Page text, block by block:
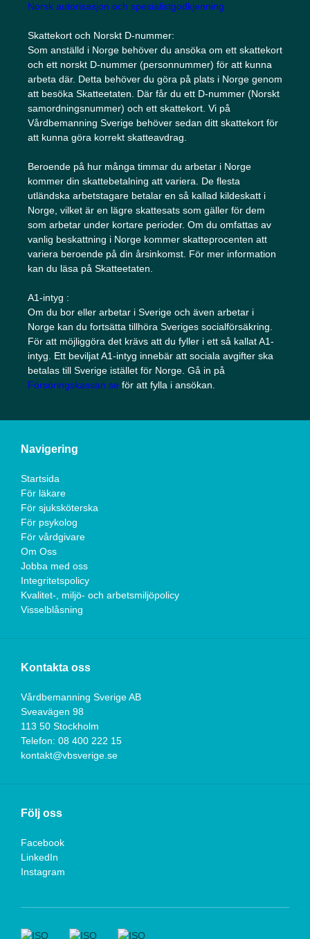
Norsk autorisasjon och spesialistgodkjenning
Skattekort och Norskt D-nummer:
Som anställd i Norge behöver du ansöka om ett skattekort
och ett norskt D-nummer (personnummer) för att kunna
arbeta där. Detta behöver du göra på plats i Norge genom
att besöka Skatteetaten. Där får du ett D-nummer (Norskt
samordningsnummer) och ett skattekort. Vi på
Vårdbemanning Sverige behöver sedan ditt skattekort för
att kunna göra korrekt skatteavdrag.
Beroende på hur många timmar du arbetar i Norge
kommer din skattebetalning att variera. De flesta
utländska arbetstagare betalar en så kallad kildeskatt i
Norge, vilket är en lägre skattesats som gäller för dem
som arbetar under kortare perioder. Om du omfattas av
vanlig beskattning i Norge kommer skatteprocenten att
variera beroende på din årsinkomst. För mer information
kan du läsa på Skatteetaten.
A1-intyg :
Om du bor eller arbetar i Sverige och även arbetar i
Norge kan du fortsätta tillhöra Sveriges socialförsäkring.
För att möjliggöra det krävs att du fyller i ett så kallat A1-
intyg. Ett beviljat A1-intyg innebär att sociala avgifter ska
betalas till Sverige istället för Norge. Gå in på
Försöringskassan.se för att fylla i ansökan.
Navigering
Startsida
För läkare
För sjuksköterska
För psykolog
För vårdgivare
Om Oss
Jobba med oss
Integritetspolicy
Kvalitet-, miljö- och arbetsmiljöpolicy
Visselblåsning
Kontakta oss
Vårdbemanning Sverige AB
Sveavägen 98
113 50 Stockholm
Telefon: 08 400 222 15
kontakt@vbsverige.se
Följ oss
Facebook
LinkedIn
Instagram